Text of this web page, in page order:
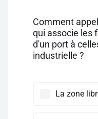
Comment
qui associe les
d'un port à
industrielle ?
La zone